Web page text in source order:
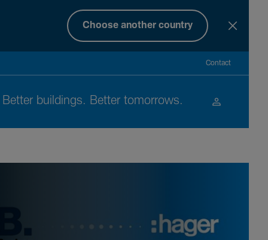
Choose another country
Contact
Better buil­dings. Better tomor­rows.